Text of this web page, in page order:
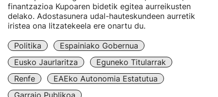
finantzazioa Kupoaren bidetik egitea aurreikusten
delako. Adostasunera udal-hauteskundeen aurretik
iristea ona litzatekeela ere onartu du.
Politika
Espainiako Gobernua
Eusko Jaurlaritza
Eguneko Titularrak
Renfe
EAEko Autonomia Estatutua
Garraio Publikoa